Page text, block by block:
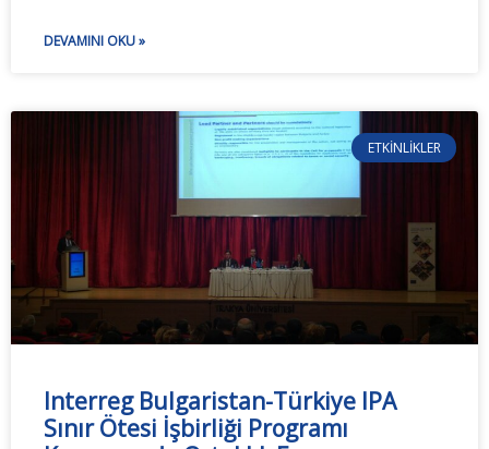
DEVAMINI OKU »
ETKINLIKLER
Interreg Bulgaristan-Türkiye IPA
Sınır Ötesi İşbirliği Programı